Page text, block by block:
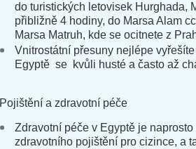
do turistických letovisek Hurghada,
přibližně 4 hodiny, do Marsa Alam
Marsa Matruh, kde se ocitnete z
Vnitrostátní přesuny nejlépe
Egyptě se kvůli husté a často až
Pojištění a zdravotní péče
Zdravotní péče v Egyptě je
zdravotního pojištění pro cizince, a